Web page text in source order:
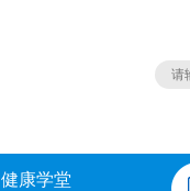
健康学堂